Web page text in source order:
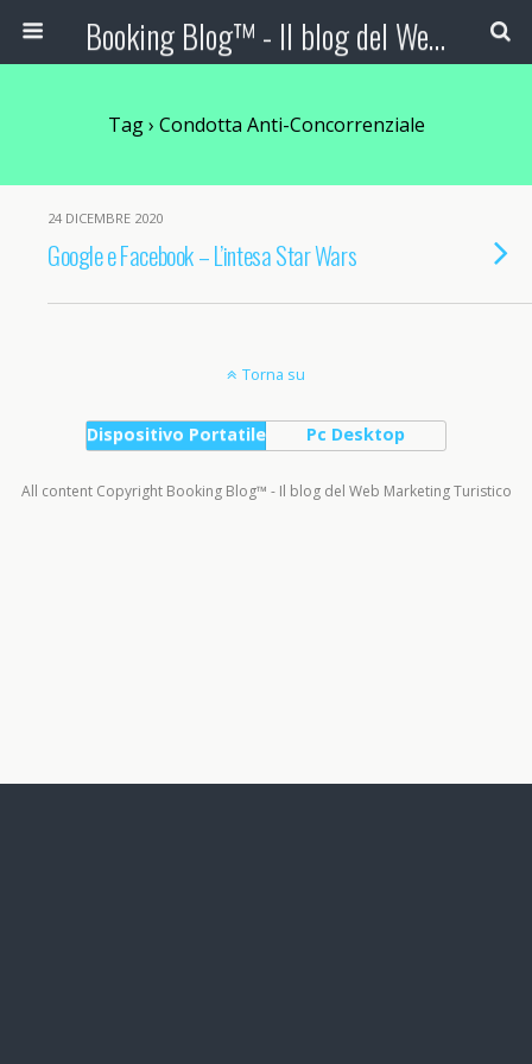
Booking Blog™ - Il blog del Web Marketing Turistico
Tag › Condotta Anti-Concorrenziale
24 DICEMBRE 2020
Google e Facebook – L’intesa Star Wars
Torna su
Dispositivo Portatile Pc Desktop
All content Copyright Booking Blog™ - Il blog del Web Marketing Turistico